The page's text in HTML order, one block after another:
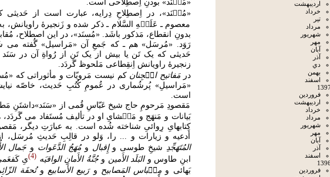
ارديبهشت
خرداد
تير
مرداد
شهريور
مهر
آبان
آذر
دي
بهمن
اسفند
فروردين
ارديبهشت
خرداد
مرداد
شهريور
مهر
آبان
آذر
اسفند
فروردين
«مُس۟نَد» بودنِ اِصطِلاحی است.
«مُس۟نَد»، در اِصطِلاحِ دِرایه، عبارت است از حَدیثی
معصوم ـ عَلَی۟هِ السَّلام ـ ذکر شده و زَنجیرۀ راویانش،
بدونِ انقطاع، مَذکور باشَد. «مُسنَد»، در این اصطلاح،
رَوَد. «مُرسَل» هم ـ که جَمعِ آن «مَراسیل» گُفته می
حَدیثی که یک تَن یا بیش از یک تَن از رُواةِ آن در سَنَد
زنجیرۀ راویانش اِنقِطاعی مَلحوظ گَردَد.
درمَفاتيح ال۟جِنان کم نیست مَرویّات و مأثوراتی که
«مَراسیلِ» پُرشُماری در عُمومِ کُتُبِ حَدیث، خاصّه
است.
مَقصودِ مَرحومِ حاج شیخ عَبّاسِ قُمی از «سَنَد»داشتَنِ
بَیانات و مَنهَج و مَم۟شایِ او در تألیف مُستَفاد می گَردَد،
کتابهایِ رِوائیِ شناخته شُده است. به عبارَتِ دیگر،
أَدعیه و زیارات و ... را، وَلو در قالِبِ حَدیثِ مُرسَل،
المُتَهَجِّدِ شیخِ طوسی وإِقبال ومُهَجُ الدَّعَوات و جَمال
ابنِ طاوس والبَلَد الأَمين وجُنَّةُ الأَمانِ الواقيَه 4 یِ
بَهائی و مِق۟باس المَصابیح ورَبيع الأَسابيع وتُحفَة الزّائِر